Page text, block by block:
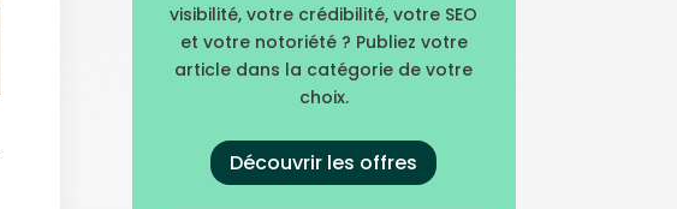
visibilité, votre crédibilité, votre SEO
et votre notoriété ? Publiez votre
article dans la catégorie de votre
choix.
Découvrir les offres